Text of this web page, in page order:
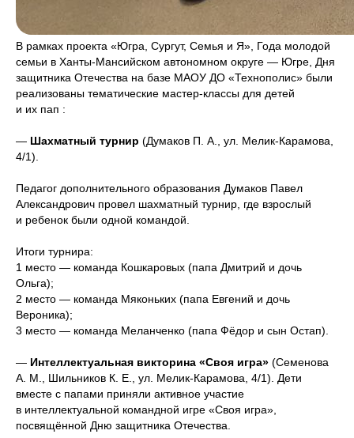
В рамках проекта «Югра, Сургут, Семья и Я», Года молодой
семьи в Ханты-Мансийском автономном округе — Югре, Дня
защитника Отечества на базе МАОУ ДО «Технополис» были
реализованы тематические мастер-классы для детей
и их пап :
— Шахматный турнир (Думаков П. А., ул. Мелик-Карамова,
4/1).
Педагог дополнительного образования Думаков Павел
Александрович провел шахматный турнир, где взрослый
и ребенок были одной командой.
Итоги турнира:
1 место — команда Кошкаровых (папа Дмитрий и дочь
Ольга);
2 место — команда Мяконьких (папа Евгений и дочь
Вероника);
3 место — команда Меланченко (папа Фёдор и сын Остап).
— Интеллектуальная викторина «Своя игра» (Семенова
А. М., Шильников К. Е., ул. Мелик-Карамова, 4/1). Дети
вместе с папами приняли активное участие
в интеллектуальной командной игре «Своя игра»,
посвящённой Дню защитника Отечества.